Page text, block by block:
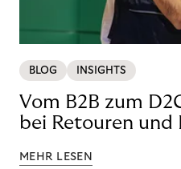
BLOG INSIGHTS
Vom B2B zum
bei Retouren und
MEHR LESEN